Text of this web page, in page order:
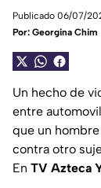
Publicado 06/07/
Por: Georgina Chim
Un hecho de
entre
que un
contra otro
En TV Azteca